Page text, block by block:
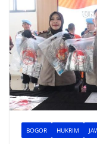
BOGOR HUKRIM